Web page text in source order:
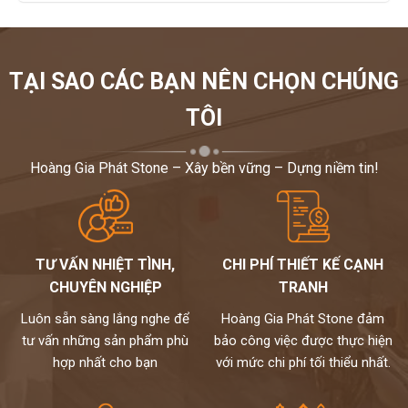
TẠI SAO CÁC BẠN NÊN CHỌN CHÚNG
TÔI
Hoàng Gia Phát Stone – Xây bền vững – Dựng niềm tin!
TƯ VẤN NHIỆT TÌNH,
CHUYÊN NGHIỆP
Luôn sẵn sàng lắng nghe để
tư vấn những sản phẩm phù
hợp nhất cho bạn
CHI PHÍ THIẾT KẾ CẠNH
TRANH
Hoàng Gia Phát Stone đảm
bảo công việc được thực hiện
với mức chi phí tối thiểu nhất.